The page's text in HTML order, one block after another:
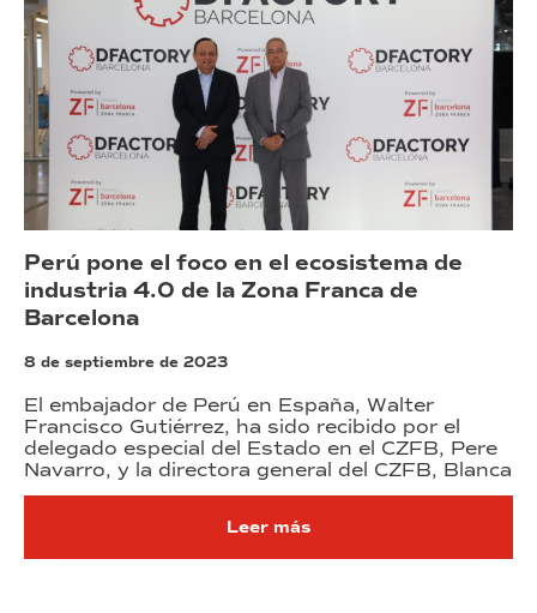
Perú pone el foco en el ecosistema de
industria 4.0 de la Zona Franca de
Barcelona
8 de septiembre de 2023
El embajador de Perú en España, Walter
Francisco Gutiérrez, ha sido recibido por el
delegado especial del Estado en el CZFB, Pere
Navarro, y la directora general del CZFB, Blanca
Leer más